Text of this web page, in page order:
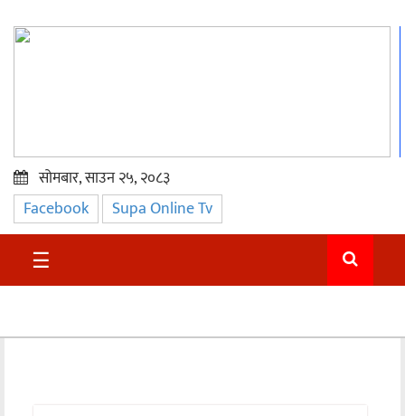
प्रमुख
समाचार
सुदुर
सोमबार, साउन २५, २०८३
Facebook Supa Online Tv
☰